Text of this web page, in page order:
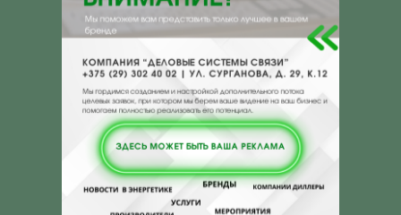
• Эффективная немецкая формула
присадки, опробованная десятками лет
эксплуатации
• Одобрена крупнейшими
производителями техники
СООТВЕТСТВУЕТ ТРЕБОВАНИЯМ
СТАНДАРТОВ И ОДОБРЕН
+ ASTM D4985 + ASTM D3306 + ASTM
D6210 + BS 6580 + Mercedes-Benz 325 +